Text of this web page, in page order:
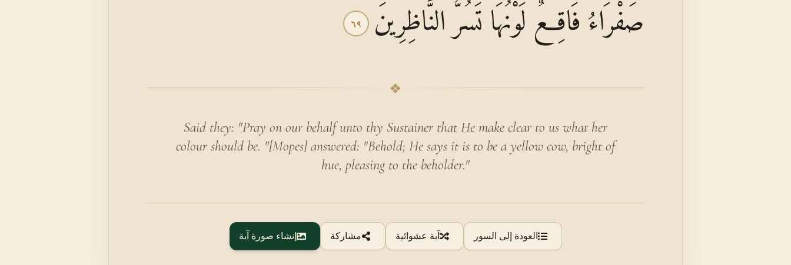
صَفْرَاءُ فَاقِعٌ لَوْنُهَا تَسُرُّ النَّاظِرِينَ ٦٩
❖
Said they: "Pray on our behalf unto thy Sustainer that He make clear to us what her
colour should be. "[Mopes] answered: "Behold; He says it is to be a yellow cow, bright of
hue, pleasing to the beholder."
العودة إلى السور آية عشوائية مشاركة إنشاء صورة آية